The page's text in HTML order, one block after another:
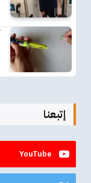
إتبعنا
YouTube